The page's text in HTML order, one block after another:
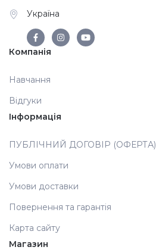
Україна
Компанія
Навчання
Відгуки
Інформація
ПУБЛІЧНИЙ ДОГОВІР (ОФЕРТА)
Умови оплати
Умови доставки
Повернення та гарантія
Карта сайту
Магазин